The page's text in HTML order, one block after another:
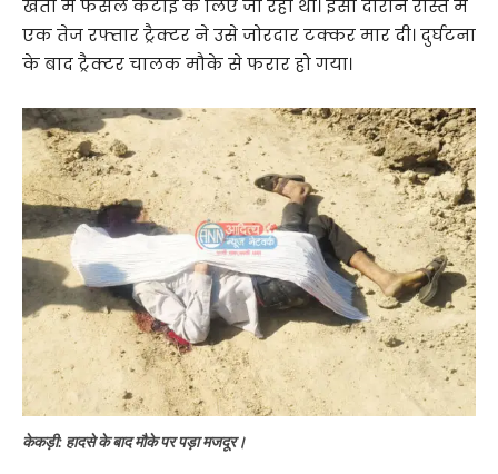
खेतों में फसल कटाई के लिए जा रहा था। इसी दौरान रास्ते में
एक तेज रफ्तार ट्रैक्टर ने उसे जोरदार टक्कर मार दी। दुर्घटना
के बाद ट्रैक्टर चालक मौके से फरार हो गया।
केकड़ी: हादसे के बाद मौके पर पड़ा मजदूर।